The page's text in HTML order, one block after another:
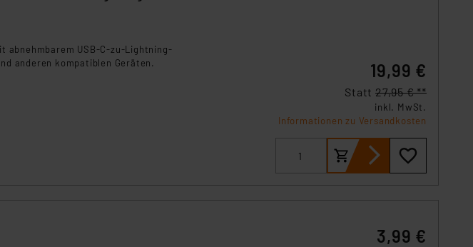
bedeutet, dass die USA als Land mit unzureichendem
Standarddatenschutzklauseln der Europäischen
abnehmbarem USB-C-zu-Lightning-
anderen kompatiblen Geräten.
19,99 €
Statt 27,95 € **
inkl. MwSt.
Informationen zu Versandkosten
3,99 €